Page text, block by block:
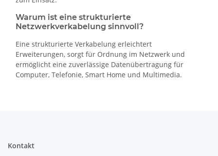
Warum ist eine strukturierte
Netzwerkverkabelung sinnvoll?
Eine strukturierte Verkabelung erleichtert
Erweiterungen, sorgt für Ordnung im Netzwerk und
ermöglicht eine zuverlässige Datenübertragung für
Computer, Telefonie, Smart Home und Multimedia.
Kontakt